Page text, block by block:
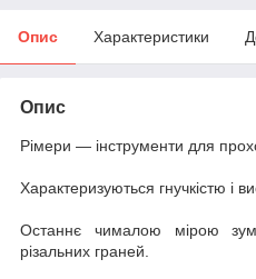
Опис Характеристики
Опис
Рімери — інструменти для
Характеризуються гнучкістю і
Останнє чималою мірою
різальних граней.